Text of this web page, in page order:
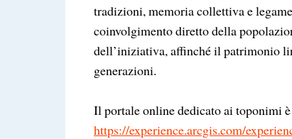
tradizioni, memoria collettiva e
coinvolgimento diretto della
dell’iniziativa, affinché il patrimonio
generazioni.
Il portale online dedicato ai toponimi
https://experience.arcgis.com/